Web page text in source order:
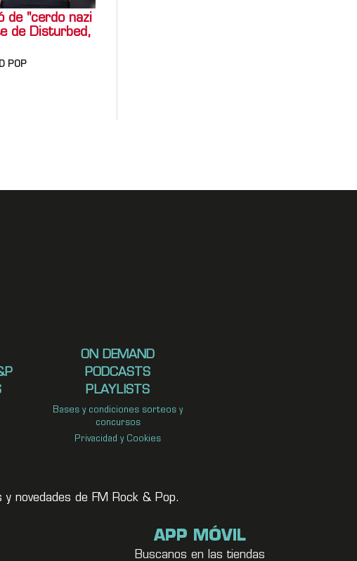
de "cerdo nazi
de Disturbed,
POP
ON DEMAND
PODCASTS
PLAYLISTS
Bases y condiciones sorteos y
concursos
Privacidad y Cookies
novedades de FM Rock & Pop.
APP MÓVIL
Buscanos en las tiendas